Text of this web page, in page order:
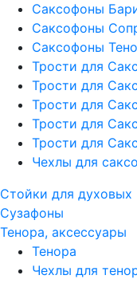
Саксофоны
Саксофоны
Саксофоны
Трости для
Трости для
Трости для
Трости для
Трости для
Чехлы для
Стойки для духовых
Сузафоны
Тенора, аксессуары
Тенора
Чехлы для